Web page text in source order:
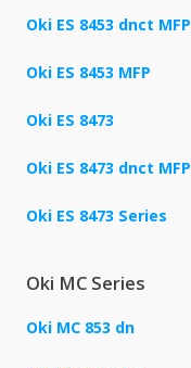
Oki ES 8453 dnct MFP
Oki ES 8453 MFP
Oki ES 8473
Oki ES 8473 dnct MFP
Oki ES 8473 Series
Oki MC Series
Oki MC 853 dn